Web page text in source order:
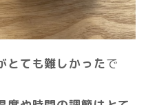
とても難しかったで